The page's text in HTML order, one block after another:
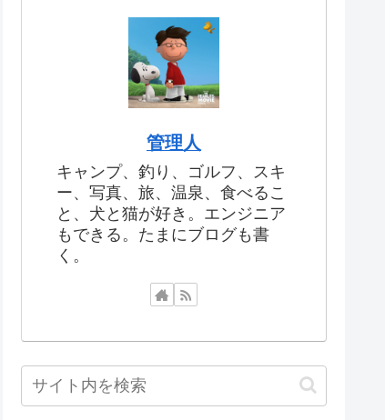
管理人
キャンプ、釣り、ゴルフ、スキ
ー、写真、旅、温泉、食べるこ
と、犬と猫が好き。エンジニア
もできる。たまにブログも書
く。